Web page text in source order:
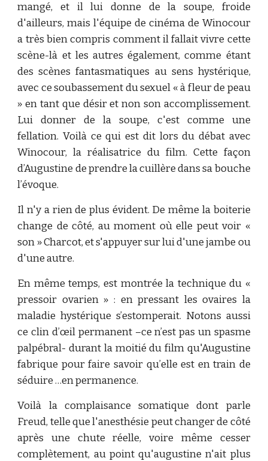
mangé, et il lui donne de la soupe, froide
d'ailleurs, mais l'équipe de cinéma de Winocour
a très bien compris comment il fallait vivre cette
scène-là et les autres également, comme étant
des scènes fantasmatiques au sens hystérique,
avec ce soubassement du sexuel « à fleur de peau
» en tant que désir et non son accomplissement.
Lui donner de la soupe, c'est comme une
fellation. Voilà ce qui est dit lors du débat avec
Winocour, la réalisatrice du film. Cette façon
d’Augustine de prendre la cuillère dans sa bouche
l’évoque.
Il n'y a rien de plus évident. De même la boiterie
change de côté, au moment où elle peut voir «
son » Charcot, et s'appuyer sur lui d'une jambe ou
d'une autre.
En même temps, est montrée la technique du «
pressoir ovarien » : en pressant les ovaires la
maladie hystérique s’estomperait. Notons aussi
ce clin d’œil permanent –ce n’est pas un spasme
palpébral- durant la moitié du film qu'Augustine
fabrique pour faire savoir qu’elle est en train de
séduire …en permanence.
Voilà la complaisance somatique dont parle
Freud, telle que l'anesthésie peut changer de côté
après une chute réelle, voire même cesser
complètement, au point qu'augustine n'ait plus